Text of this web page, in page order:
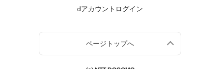
dアカウントログイン
ページトップへ